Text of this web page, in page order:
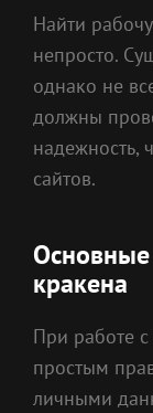
Найти
непросто.
однако не
должны
надежность,
сайтов.
кракена
При работе с
простым
личными